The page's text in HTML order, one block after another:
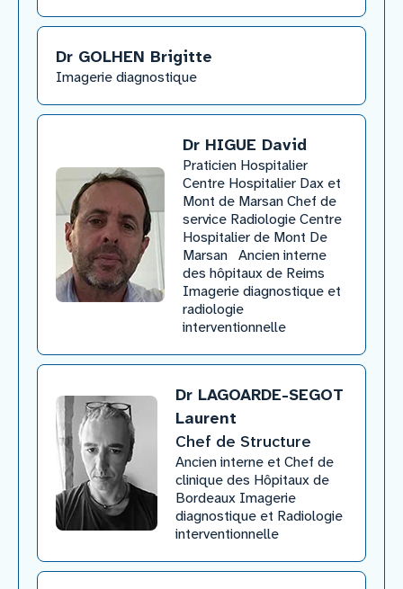
Dr GOLHEN Brigitte
​Imagerie diagnostique
Dr HIGUE David
Praticien Hospitalier
Centre Hospitalier Dax et
Mont de Marsan Chef de
service Radiologie Centre
Hospitalier de Mont De
Marsan Ancien interne
des hôpitaux de Reims
Imagerie diagnostique et
radiologie
interventionnelle
Dr LAGOARDE-SEGOT
Laurent
Chef de Structure
​Ancien interne et Chef de
clinique des Hôpitaux de
Bordeaux Imagerie
diagnostique et Radiologie
interventionnelle